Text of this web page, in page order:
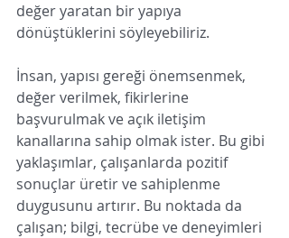
değer yaratan bir yapıya
dönüştüklerini söyleyebiliriz.
İnsan, yapısı gereği önemsenmek,
değer verilmek, fikirlerine
başvurulmak ve açık iletişim
kanallarına sahip olmak ister. Bu gibi
yaklaşımlar, çalışanlarda pozitif
sonuçlar üretir ve sahiplenme
duygusunu artırır. Bu noktada da
çalışan; bilgi, tecrübe ve deneyimleri